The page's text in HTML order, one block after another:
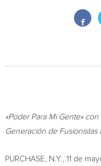
«Poder Para Mi Gente»
Generación de Fusionistas
PURCHASE, N.Y. 11 de